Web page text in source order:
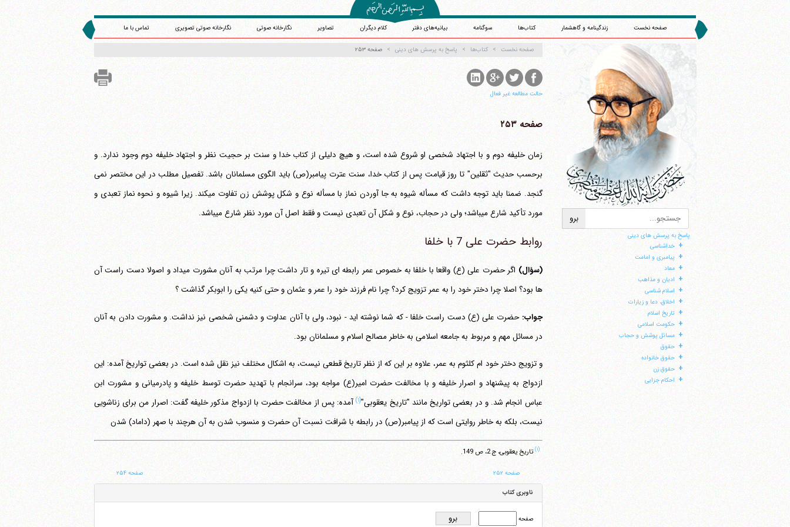
صفحه نخست زندگینامه و گاهشمار کتاب‌ها سوگنامه بیانیه‌های دفتر کلام دیگران تصاویر نگارخانه صوتی نگارخانه صوتی تصویری تماس با ما
پاسخ به پرسش های دینی
+ خداشناسی
+ پیامبری و امامت
+ معاد
+ ادیان و مذاهب
+ اسلام شناسی
+ اخلاق، دعا و زیارات
+ تاریخ اسلام
+ حکومت اسلامی
+ مسائل پوشش و حجاب
+ حقوق
+ حقوق خانواده
+ حقوق زن
+ احکام جزایی
صفحه نخست کتاب‌ها پاسخ به پرسش های دینی صفحه ۲۵۳
حالت مطالعه غیر فعال
صفحه ۲۵۳
زمان خلیفه دوم و با اجتهاد شخصی او شروع شده است، و هیچ دلیلی از کتاب خدا و سنت بر حجیت نظر و اجتهاد خلیفه دوم وجود ندارد. و
برحسب حدیث "ثقلین" تا روز قیامت پس از کتاب خدا، سنت عترت پیامبر(ص) باید الگوی مسلمانان باشد. تفصیل مطلب در این مختصر نمی
گنجد. ضمنا باید توجه داشت که مسأله شیوه به جا آوردن نماز با مسأله نوع و شکل پوشش زن تفاوت می‎کند. زیرا شیوه و نحوه نماز تعبدی و
مورد تأکید شارع می‎باشد؛ ولی در حجاب، نوع و شکل آن تعبدی نیست و فقط اصل آن مورد نظر شارع می‎باشد.
روابط حضرت علی 7 با خلفا
(سؤال)
اگر حضرت علی (ع) واقعا با خلفا به خصوص عمر رابطه ای تیره و تار داشت چرا مرتب به آنان مشورت می‎داد و اصولا دست راست آن
ها بود؟ اصلا چرا دختر خود را به عمر تزویج کرد؟ چرا نام فرزند خود را عمر و عثمان و حتی کنیه یکی را ابوبکر گذاشت ؟
جواب:حضرت علی (ع) دست راست خلفا - که شما نوشته اید - نبود، ولی با آنان عداوت و دشمنی شخصی نیز نداشت. و مشورت دادن به آنان
در مسائل مهم و مربوط به جامعه اسلامی به خاطر مصالح اسلام و مسلمانان بود.
و تزویج دختر خود ام کلثوم به عمر، علاوه بر این که از نظر تاریخ قطعی نیست، به اشکال مختلف نیز نقل شده است. در بعضی تواریخ آمده: این
ازدواج به پیشنهاد و اصرار خلیفه و با مخالفت حضرت امیر(ع) مواجه بود، سرانجام با تهدید حضرت توسط خلیفه و پادرمیانی و مشورت ابن
عباس انجام شد. و در بعضی تواریخ مانند "تاریخ یعقوبی"(۱) آمده: پس از مخالفت حضرت با ازدواج مذکور خلیفه گفت: اصرار من برای زناشویی
نیست، بلکه به خاطر روایتی است که از پیامبر(ص) در رابطه با شرافت نسبت آن حضرت و منسوب شدن به آن هرچند با صهر (داماد) شدن
(۱) تاریخ یعقوبی، ج 2، ص 149.
صفحه ۲۵۲ صفحه ۲۵۴
ناوبری کتاب
صفحه
آیت‌الله منتظری
ایران،قم،میدان مصلّی، بلوار شهید محمّد منتظری، كوچه شماره ٨ کد پستی: 3713744381
تلفن 37740011-25-98+ تا 14
فکس 37740015-25-98+